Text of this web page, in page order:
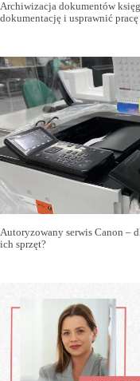
Archiwizacja dokumentów
dokumentację i usprawnić
Autoryzowany serwis Canon –
ich sprzęt?